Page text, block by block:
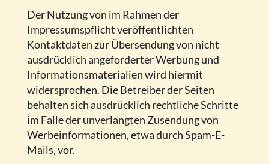
Der Nutzung von im Rahmen der
Impressumspflicht veröffentlichten
Kontaktdaten zur Übersendung von nicht
ausdrücklich angeforderter Werbung und
Informationsmaterialien wird hiermit
widersprochen. Die Betreiber der Seiten
behalten sich ausdrücklich rechtliche Schritte
im Falle der unverlangten Zusendung von
Werbeinformationen, etwa durch Spam-E-
Mails, vor.